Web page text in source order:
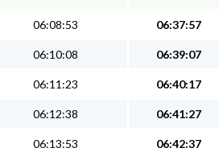
06:08:53 06:37:57
06:10:08 06:39:07
06:11:23 06:40:17
06:12:38 06:41:27
06:13:53 06:42:37